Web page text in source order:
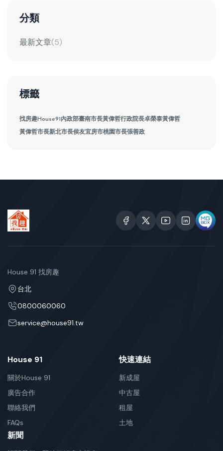
分類
最新文章(5)
標籤
找房趣House91內政部臺南市長黃偉哲行政院長卓榮泰黃偉哲
黃偉哲市長新北市長侯友宜房市桃園市長張善政
House 91 找房趣
台北
0800060060
service@house91.tw
House 91
關於House 91
廣告合作
聯絡我們
FAQs
快速連結
新成屋
中古屋
租屋
土地
新聞